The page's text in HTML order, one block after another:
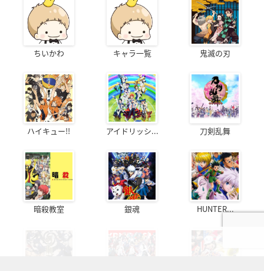
ちいかわ キャラ一覧 鬼滅の刃
ハイキュー!! アイドリッシ... 刀剣乱舞
暗殺教室 銀魂 HUNTER...